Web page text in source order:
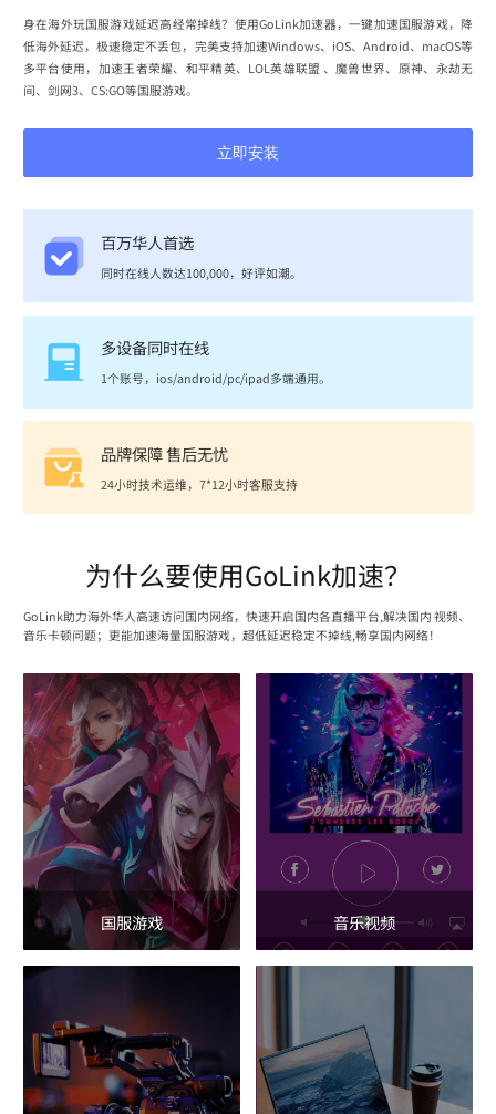
身在海外玩国服游戏延迟高经常掉线？使用GoLink加速器，一键加速国服游戏，降
低海外延迟，极速稳定不丢包，完美支持加速Windows、iOS、Android、macOS等
多平台使用，加速王者荣耀、和平精英、LOL英雄联盟 、魔兽世界、原神、永劫无
间、剑网3、CS:GO等国服游戏。
立即安装
百万华人首选
同时在线人数达100,000，好评如潮。
多设备同时在线
1个账号，ios/android/pc/ipad多端通用。
品牌保障 售后无忧
24小时技术运维，7*12小时客服支持
为什么要使用GoLink加速？
GoLink助力海外华人高速访问国内网络，快速开启国内各直播平台,解决国内 视频、
音乐卡顿问题；更能加速海量国服游戏，超低延迟稳定不掉线,畅享国内网络！
国服游戏 音乐视频